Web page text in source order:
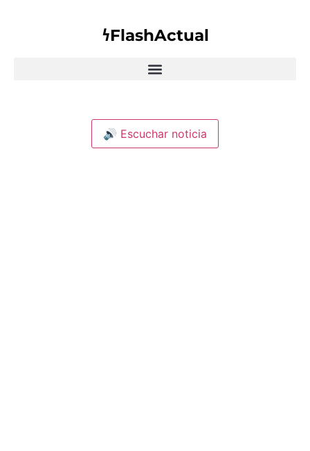
𐓏FlashActual
🔊 Escuchar noticia